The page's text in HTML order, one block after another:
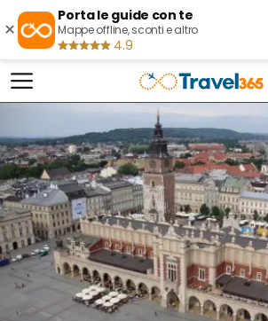
×
Porta le guide con te
Mappe offline, sconti e altro
4.9